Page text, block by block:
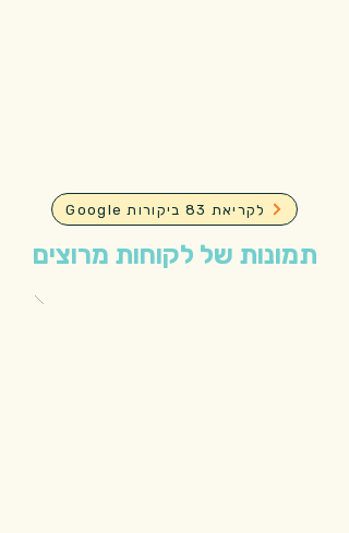
Google לקריאת 83 ביקורות
תמונות של לקוחות מרוצים